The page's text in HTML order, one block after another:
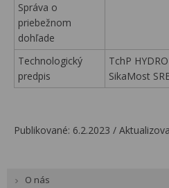
Správa o
priebežnom
dohľade
Technologický
predpis
TchP
SikaMost
Publikované: 6.2.2023 /
O nás